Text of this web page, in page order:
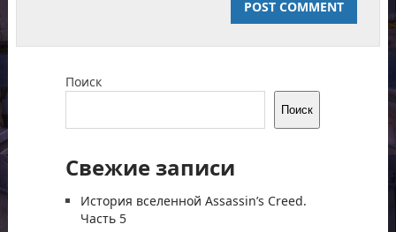
Поиск
Поиск
Свежие записи
История вселенной Assassin’s Creed.
Часть 5